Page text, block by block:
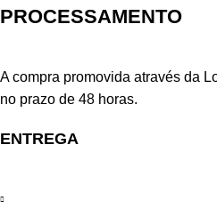
PROCESSAMENTO
A compra promovida através da
no prazo de 48 horas.
ENTREGA